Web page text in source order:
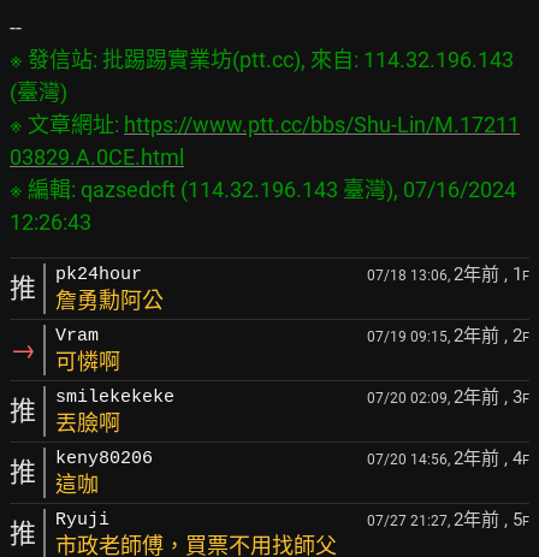
※ 發信站: 批踢踢實業坊(ptt.cc), 來自: 114.32.196.143
(臺灣)
※ 文章網址: https://www.ptt.cc/bbs/Shu-Lin/M.17211
03829.A.0CE.html
※ 編輯: qazsedcft (114.32.196.143 臺灣), 07/16/2024
推 pk24hour 07/18 13:06, 2年前 , 1 F
詹勇勳阿公
→ Vram 07/19 09:15, 2年前 , 2F
可憐啊
推 smilekekeke 07/20 02:09, 2年前 , 3F
丟臉啊
推 keny80206 07/20 14:56, 2年前 , 4F
這咖
推 Ryuji 07/27 21:27, 2年前 , 5F
市政老師傅，買票不用找師父